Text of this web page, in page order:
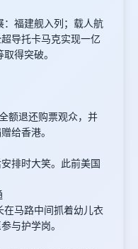
福建舰入列；载人航
导托卡马克实现一亿
得突破。
额退还购票观众，并
给香港。
排时大笑。此前美国
马路中间抓着幼儿衣
与护学岗。